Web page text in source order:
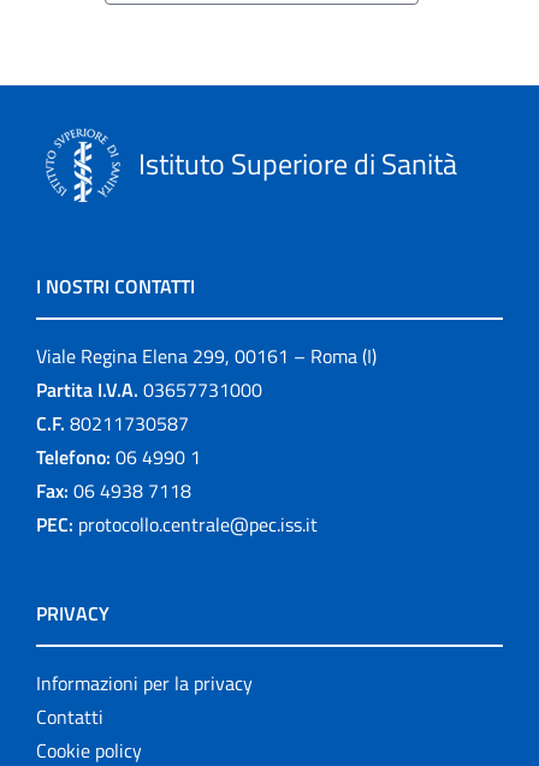
Istituto Superiore di Sanità
I NOSTRI CONTATTI
Viale Regina Elena 299, 00161 – Roma (I)
Partita I.V.A. 03657731000
C.F. 80211730587
Telefono: 06 4990 1
Fax: 06 4938 7118
PEC: protocollo.centrale@pec.iss.it
PRIVACY
Informazioni per la privacy
Contatti
Cookie policy